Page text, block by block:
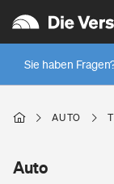
Sie haben
Wer versichert
Regionalklassen:
Wer versichert
AUTO
Auto